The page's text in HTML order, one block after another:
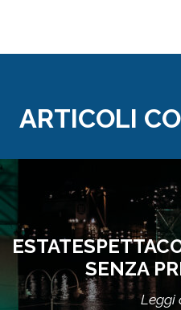
ARTICOLI
SENZA
Leggi